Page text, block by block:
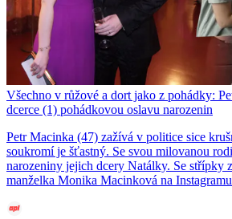
Všechno v růžové a dort jako z pohádky:
dcerce (1) pohádkovou oslavu narozenin
Petr Macinka (47) zažívá v politice sice
soukromí je šťastný. Se svou milovanou
narozeniny jejich dcery Natálky. Se střípky
manželka Monika Macinková na